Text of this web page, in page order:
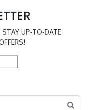
STAY UP-TO-DATE